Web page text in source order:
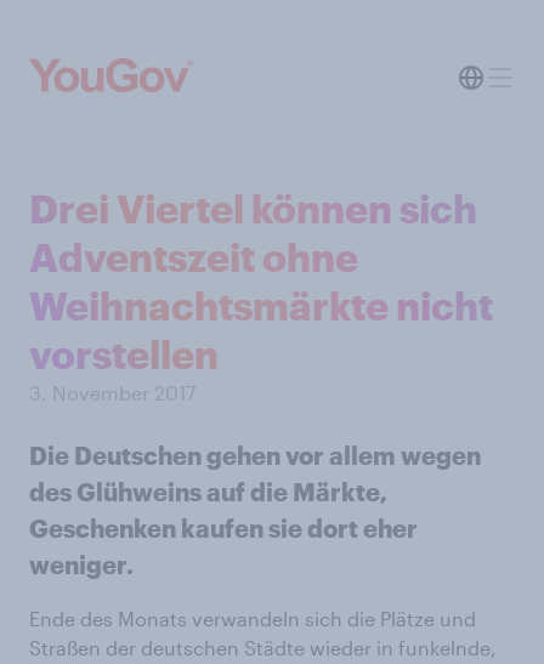
Drei Viertel können sich
Adventszeit ohne
Weihnachtsmärkte nicht
vorstellen
3. November 2017
Die Deutschen gehen vor allem wegen
des Glühweins auf die Märkte,
Geschenken kaufen sie dort eher
weniger.
Ende des Monats verwandeln sich die Plätze und
Straßen der deutschen Städte wieder in funkelnde,